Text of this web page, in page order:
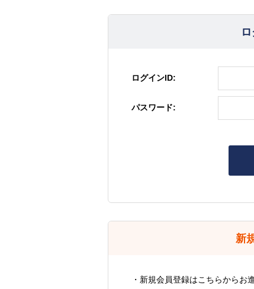
ログインID:
パスワード:
新
・新規会員登録はこちらからお